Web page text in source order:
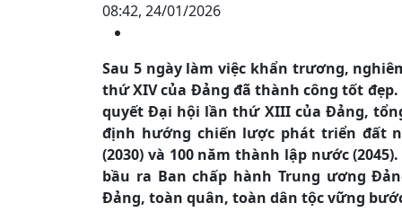
08:42, 24/01/2026
Sau 5 ngày làm việc khẩn trương,
thứ XIV của Đảng đã thành công tốt
quyết Đại hội lần thứ XIII của Đảng,
định hướng chiến lược phát triển đất
(2030) và 100 năm thành lập nước
bầu ra Ban chấp hành Trung ương
Đảng, toàn quân, toàn dân tộc vững